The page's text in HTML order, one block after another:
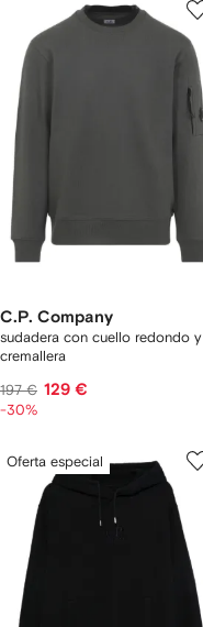
C.P. Company
sudadera con cuello redondo y
cremallera
197 € 129 €
-30%
Oferta especial